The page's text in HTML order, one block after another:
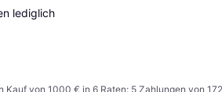
lediglich
von 1000 € in 6 Raten: 5 Zahlungen von